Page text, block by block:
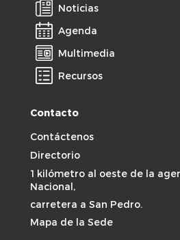
Noticias
Agenda
Multimedia
Recursos
Contacto
Contáctenos
Directorio
1 kilómetro al oeste de la
Nacional,
carretera a San Pedro.
Mapa de la Sede